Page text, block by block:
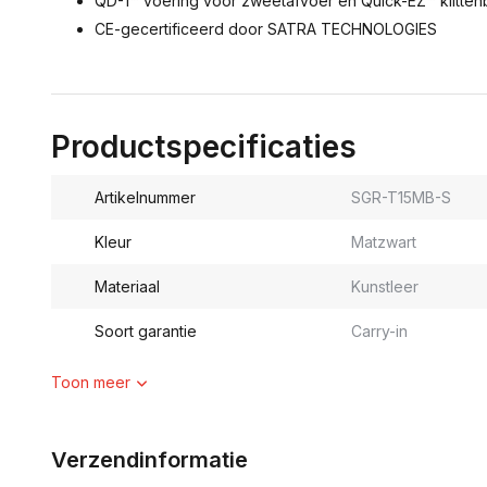
CE-gecertificeerd door SATRA TECHNOLOGIES
Productspecificaties
Artikelnummer SGR-T15MB-S
Kleur Matzwart
Materiaal Kunstleer
Soort garantie Carry-in
Toon meer
Verzendinformatie